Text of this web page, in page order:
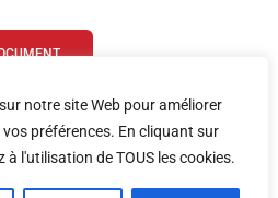
notre site Web pour améliorer
préférences. En cliquant sur
l'utilisation de TOUS les cookies.
SUR LES RÉSEAUX